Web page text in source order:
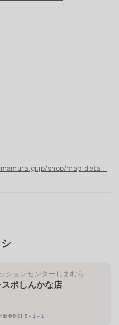
shop/map_detail_
ションセンターしまむら
ポしんかな店
新金岡町５−１−１